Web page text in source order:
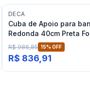
DECA
Cuba de Apoio para
Redonda 40cm Preta
L.12040
R$ 986,85 15% OFF
R$ 836,91